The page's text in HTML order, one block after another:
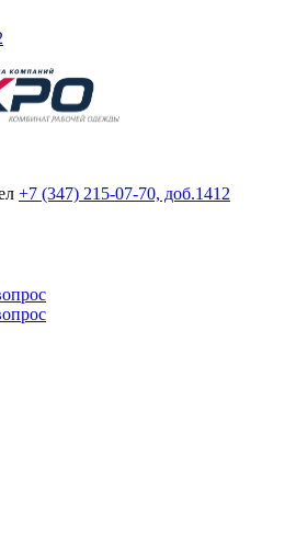
+7 (347) 215-07-70, доб.1412